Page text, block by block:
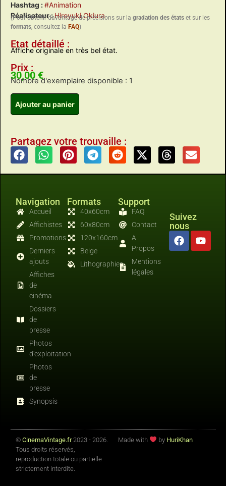
Hashtag :#Animation
Réalisateur :Hiroyuki Okiura
(Pour obtenir davantage de précisions sur la gradation des états et sur les
formats, consultez la FAQ)
Etat détaillé :
Affiche originale en très bel état.
Prix :
30,00 €
Nombre d'exemplaire disponible : 1
Ajouter au panier
Partagez votre trouvaille :
Navigation
Accueil
Affichistes
Promotions
Derniers
ajouts
Affiches
de
cinéma
Dossiers
de
presse
Photos
d'exploitation
Photos
de
presse
Synopsis
Formats
40x60cm
60x80cm
120x160cm
Belge
Lithographies
Support
FAQ
Contact
A
Propos
Mentions
légales
Suivez
nous
© CinemaVintage.fr2023 - 2026.
Tous droits réservés,
reproduction totale ou partielle
strictement interdite.
Made with by HuriKhan